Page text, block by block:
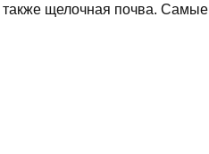
щелочная почва. Самые